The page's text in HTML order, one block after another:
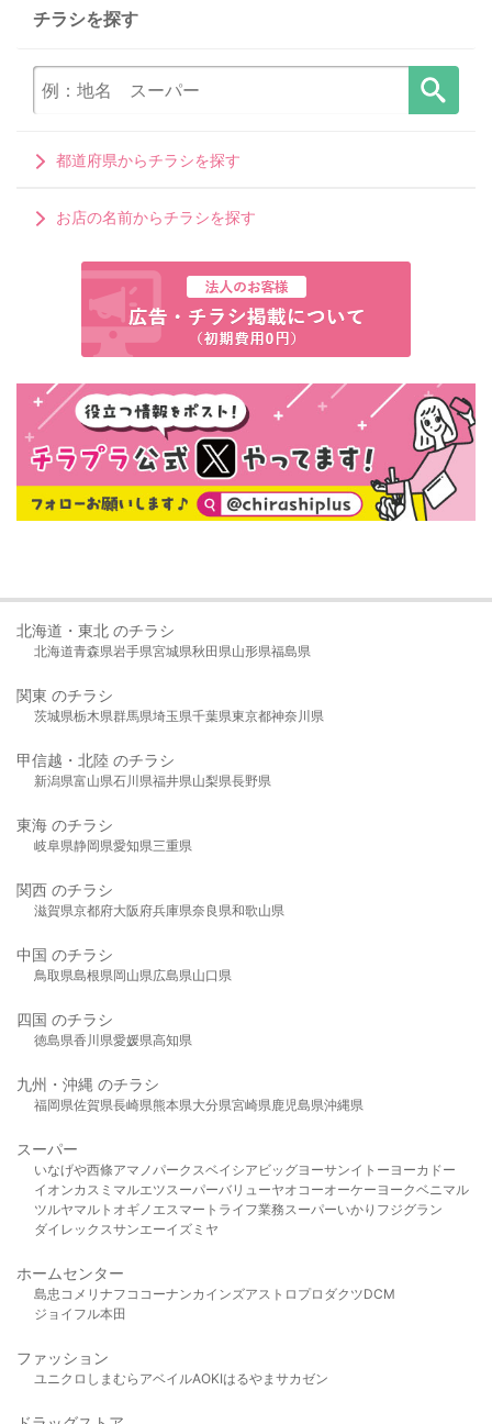
チラシを探す
都道府県からチラシを探す
お店の名前からチラシを探す
北海道・東北 のチラシ
北海道青森県岩手県宮城県秋田県山形県福島県
関東 のチラシ
茨城県栃木県群馬県埼玉県千葉県東京都神奈川県
甲信越・北陸 のチラシ
新潟県富山県石川県福井県山梨県長野県
東海 のチラシ
岐阜県静岡県愛知県三重県
関西 のチラシ
滋賀県京都府大阪府兵庫県奈良県和歌山県
中国 のチラシ
鳥取県島根県岡山県広島県山口県
四国 のチラシ
徳島県香川県愛媛県高知県
九州・沖縄 のチラシ
福岡県佐賀県長崎県熊本県大分県宮崎県鹿児島県沖縄県
スーパー
いなげや西條アマノパークスベイシア ビッグヨーサンイトーヨーカドー
イオンカスミ マルエツスーパーバリューヤオコーオーケー ヨークベニマル
ツルヤマルト オギノ エスマート ライフ業務スーパーいかり フジグラン
ダイレックスサンエーイズミヤ
ホームセンター
島忠 コメリ ナフコ コーナンカインズアストロプロダクツDCM
ジョイフル本田
ファッション
ユニクロ しまむら アベイルAOKIはるやま サカゼン